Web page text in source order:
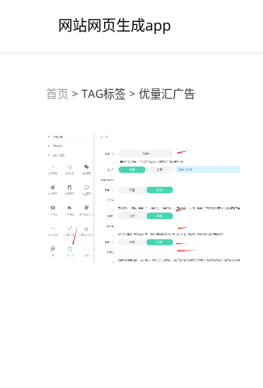
网站网页生成app
首页 > TAG标签 > 优量汇广告